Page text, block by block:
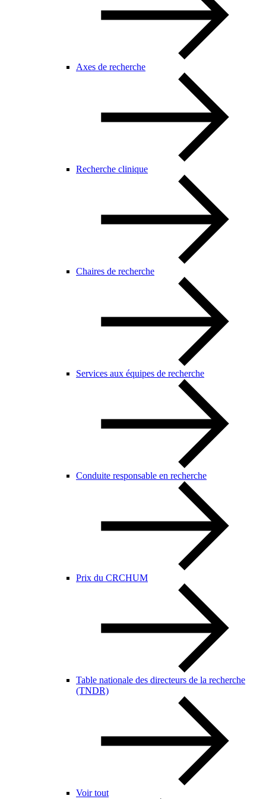
Axes de recherche
Recherche clinique
Chaires de recherche
Services aux équipes de recherche
Conduite responsable en recherche
Prix du CRCHUM
Table nationale des directeurs de la recherche
(TNDR)
Voir tout